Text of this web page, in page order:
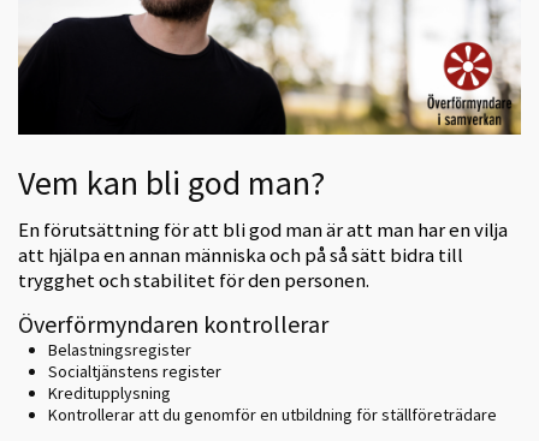
Vem kan bli god man?
En förutsättning för att bli god man är att man har en vilja
att hjälpa en annan människa och på så sätt bidra till
trygghet och stabilitet för den personen.
Överförmyndaren kontrollerar
Belastningsregister
Socialtjänstens register
Kreditupplysning
Kontrollerar att du genomför en utbildning för ställföreträdare